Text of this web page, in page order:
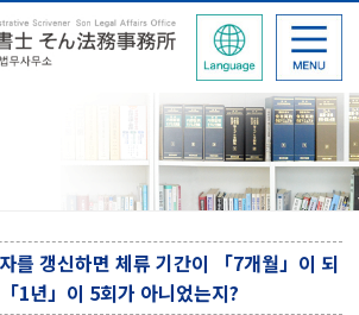
를 갱신하면 체류 기간이 「7개월」이 되
1년」이 5회가 아니었는지?